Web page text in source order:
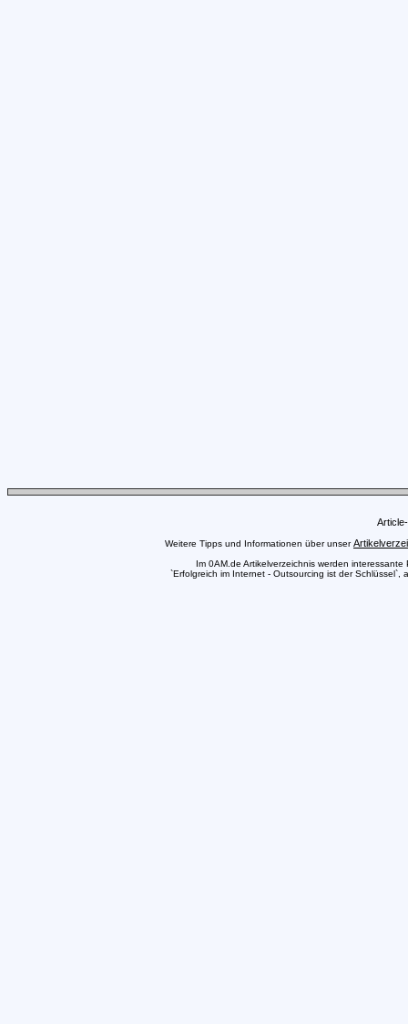
Weitere Tipps und Informationen über unser
Im 0AM.de Artikelverzeichnis werden
`Erfolgreich im Internet - Outsourcing ist der